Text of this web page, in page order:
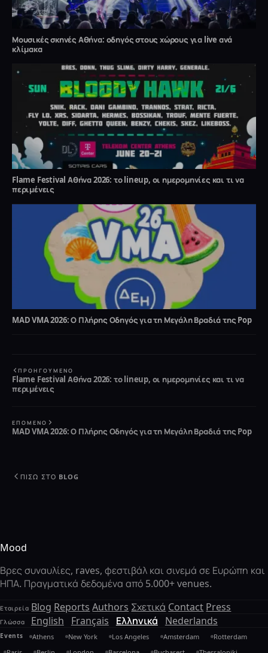
Μουσικές σκηνές Αθήνα: οδηγός στους χώρους για live ανά
κλίμακα
Flame Festival Αθήνα 2026: το lineup, οι ημερομηνίες και τι να
περιμένεις
MAD VMA 2026: Ο Πλήρης Οδηγός για τη Μεγάλη Βραδιά της Pop
ΠΡΟΗΓΟΎΜΕΝΟ
Flame Festival Αθήνα 2026: το lineup, οι ημερομηνίες και τι να
περιμένεις
ΕΠΌΜΕΝΟ
MAD VMA 2026: Ο Πλήρης Οδηγός για τη Μεγάλη Βραδιά της Pop
ΠΊΣΩ ΣΤΟ BLOG
Mood
Βρες συναυλίες, raves, φεστιβάλ και σινεμά σε Ευρώπη και
ΗΠΑ. Πραγματικά δεδομένα από 5.000+ venues.
Εταιρεία Blog Reports Authors Σχετικά Contact Press
Γλώσσα English Français Ελληνικά Nederlands
Events Athens New York Los Angeles Amsterdam
Rotterdam